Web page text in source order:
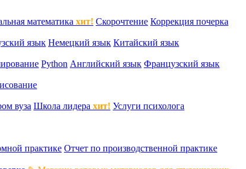
математика хит! Скорочтение Коррекция почерка
язык Немецкий язык Китайский язык
Python Английский язык Французский язык
вуза Школа лидера хит! Услуги психолога
практике Отчет по производственной практике